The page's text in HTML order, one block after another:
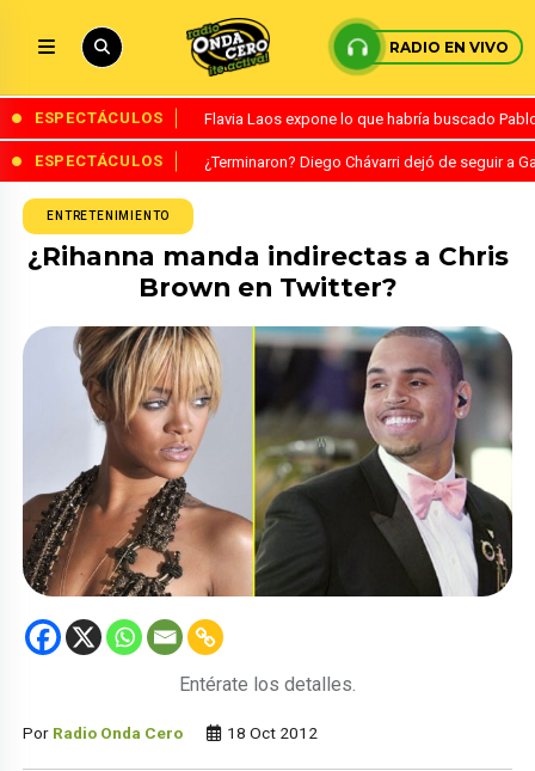
RADIO EN VIVO
ESPECTÁCULOS Flavia Laos expone lo que habría buscado
ESPECTÁCULOS ¿Terminaron? Diego Chávarri dejó de seguir a
ENTRETENIMIENTO
¿Rihanna manda indirectas a Chris
Brown en Twitter?
Entérate los detalles.
Por Radio Onda Cero 18 Oct 2012